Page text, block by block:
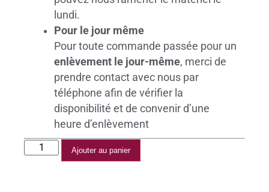
lundi.
Pour le jour même
Pour toute commande passée pour un
enlèvement le jour-même, merci de
prendre contact avec nous par
téléphone afin de vérifier la
disponibilité et de convenir d’une
heure d’enlèvement
Ajouter au panier